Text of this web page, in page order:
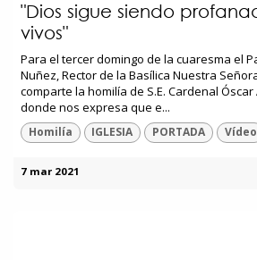
"Dios sigue siendo
vivos"
Para el tercer domingo de la cuaresma el
Nuñez, Rector de la Basílica Nuestra
comparte la homilía de S.E. Cardenal
donde nos expresa que e...
Homilía IGLESIA PORTADA Vídeo
7 mar 2021